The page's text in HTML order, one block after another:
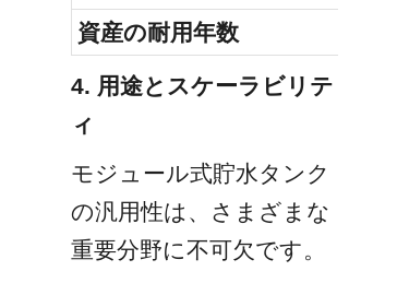
資産の耐用年数
4. 用途とスケーラビリテ
ィ
モジュール式貯水タンク
の汎用性は、さまざまな
重要分野に不可欠です。